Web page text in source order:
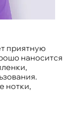
приятную
наносится
нотки,